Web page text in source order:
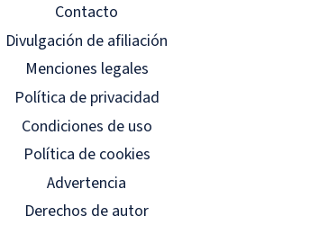
Contacto
Divulgación de afiliación
Menciones legales
Política de privacidad
Condiciones de uso
Política de cookies
Advertencia
Derechos de autor